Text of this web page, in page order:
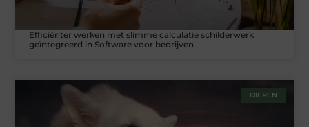
Efficiënter werken met slimme calculatie schilderwerk
geïntegreerd in Software voor bedrijven
DIEREN